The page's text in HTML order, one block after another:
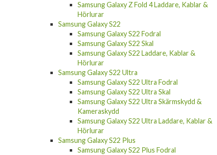
Samsung Galaxy Z Fold 4 Laddare, Kablar &
Hörlurar
Samsung Galaxy S22
Samsung Galaxy S22 Fodral
Samsung Galaxy S22 Skal
Samsung Galaxy S22 Laddare, Kablar &
Hörlurar
Samsung Galaxy S22 Ultra
Samsung Galaxy S22 Ultra Fodral
Samsung Galaxy S22 Ultra Skal
Samsung Galaxy S22 Ultra Skärmskydd &
Kameraskydd
Samsung Galaxy S22 Ultra Laddare, Kablar &
Hörlurar
Samsung Galaxy S22 Plus
Samsung Galaxy S22 Plus Fodral